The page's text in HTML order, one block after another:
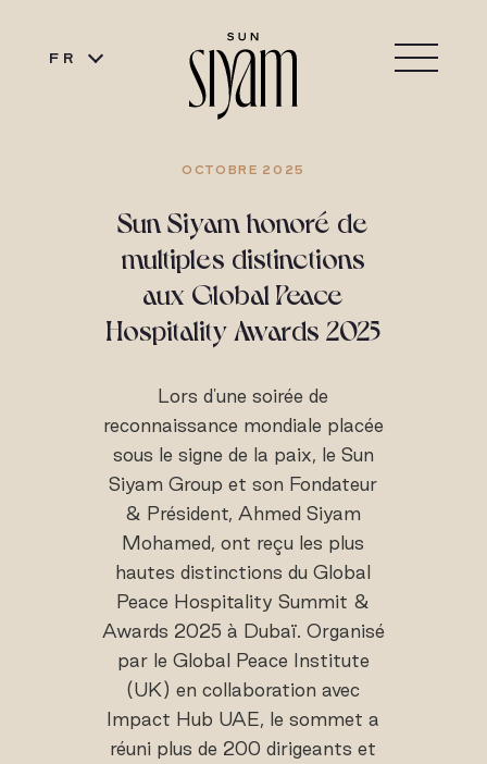
FR
OCTOBRE 2025
Sun Siyam honoré de
multiples distinctions
aux Global Peace
Hospitality Awards 2025
Lors d'une soirée de
reconnaissance mondiale placée
sous le signe de la paix, le Sun
Siyam Group et son Fondateur
& Président, Ahmed Siyam
Mohamed, ont reçu les plus
hautes distinctions du Global
Peace Hospitality Summit &
Awards 2025 à Dubaï. Organisé
par le Global Peace Institute
(UK) en collaboration avec
Impact Hub UAE, le sommet a
réuni plus de 200 dirigeants et